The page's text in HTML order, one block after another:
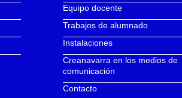
Equipo docente
Trabajos de alumnado
Instalaciones
Creanavarra en los medios de
comunicación
Contacto